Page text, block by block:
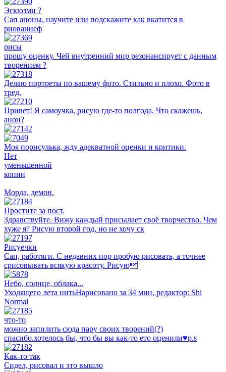
Эскюзми ?
Сап аноны, научите или подскажите как вкатится в
риованиеф
рисы
прошу оценку. Чей внутренний мир резонансирует с данным
творением ?
Делаю портреты по вашему фото. Стильно и плохо. Фото в
тред.
Привет! Я самоучка, рисую где-то полгода. Что скажешь,
анон?
Моя порисулька, жду адекватной оценки и критики.
Нет
уменьшенной
копии
Морда, демон.
Простите за пост.
Здравствуйте. Вижу каждый присылает своё творчество. Чем
хуже я? Рисую второй год, но не хочу ск
Рисуечки
Сап, работяги. С недавних пор пробую рисовать, а точнее
срисовывать всякую красоту. Рисую
Небо, солнце, облака...
Уходящего лета нитьНарисовано за 34 мин, редактор: Shi
Normal
что-то
можно запилить сюда пару своих творений(?)
спасибо.хотелось бы, что бы вы как-то ето оценили♥p.s
Как-то так
Сидел, рисовал и это вышло